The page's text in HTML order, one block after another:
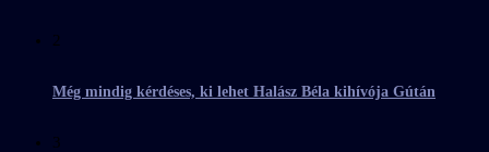
2
Még mindig kérdéses, ki lehet Halász Béla kihívója Gútán
3